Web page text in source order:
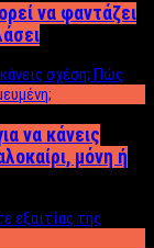
να φαντάζει
να κάνεις
μόνη ή